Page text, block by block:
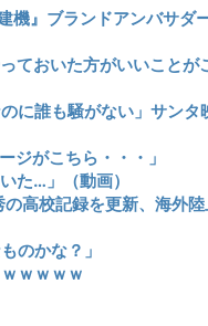
機』ブランドアンバサダ
ておいた方がいいことが
に誰も騒がない」サンタ
ジがこちら・・・」
た…」（動画）
高校記録を更新、海外陸
のかな？」
ｗｗｗｗ